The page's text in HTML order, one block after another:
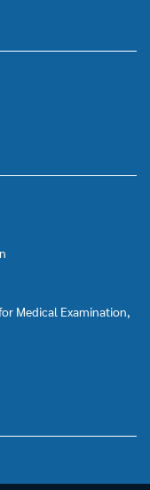
Medical Examination,